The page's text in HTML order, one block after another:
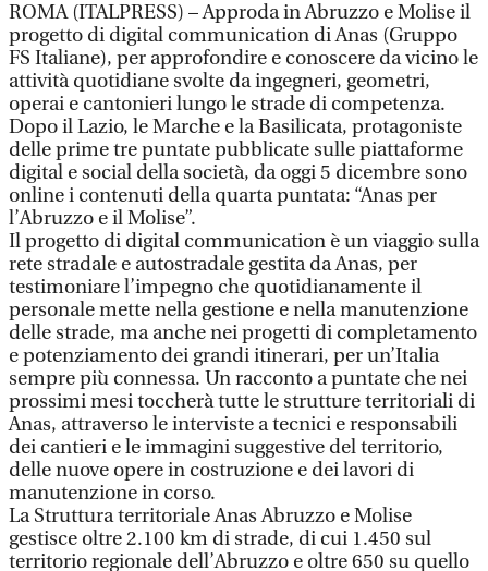
ROMA (ITALPRESS) – Approda in Abruzzo e Molise il
progetto di digital communication di Anas (Gruppo
FS Italiane), per approfondire e conoscere da vicino le
attività quotidiane svolte da ingegneri, geometri,
operai e cantonieri lungo le strade di competenza.
Dopo il Lazio, le Marche e la Basilicata, protagoniste
delle prime tre puntate pubblicate sulle piattaforme
digital e social della società, da oggi 5 dicembre sono
online i contenuti della quarta puntata: “Anas per
l’Abruzzo e il Molise”.
Il progetto di digital communication è un viaggio sulla
rete stradale e autostradale gestita da Anas, per
testimoniare l’impegno che quotidianamente il
personale mette nella gestione e nella manutenzione
delle strade, ma anche nei progetti di completamento
e potenziamento dei grandi itinerari, per un’Italia
sempre più connessa. Un racconto a puntate che nei
prossimi mesi toccherà tutte le strutture territoriali di
Anas, attraverso le interviste a tecnici e responsabili
dei cantieri e le immagini suggestive del territorio,
delle nuove opere in costruzione e dei lavori di
manutenzione in corso.
La Struttura territoriale Anas Abruzzo e Molise
gestisce oltre 2.100 km di strade, di cui 1.450 sul
territorio regionale dell’Abruzzo e oltre 650 su quello